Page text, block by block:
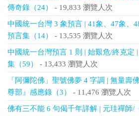
傳奇錄（24）
- 19,833 瀏覽人次
中國統一台灣 3 象預言 | 41象、47象、
預言集（14）
- 13,535 瀏覽人次
中國統一台灣預言 1 則 | 始艱危/終克定
集（59）
- 13,433 瀏覽人次
「阿彌陀佛」聖號佛夢 4 字調 | 無量壽
尊部』感應錄（3）
- 11,476 瀏覽人次
佛有三不能 6 句偈千年詳解 | 元珪禪師/